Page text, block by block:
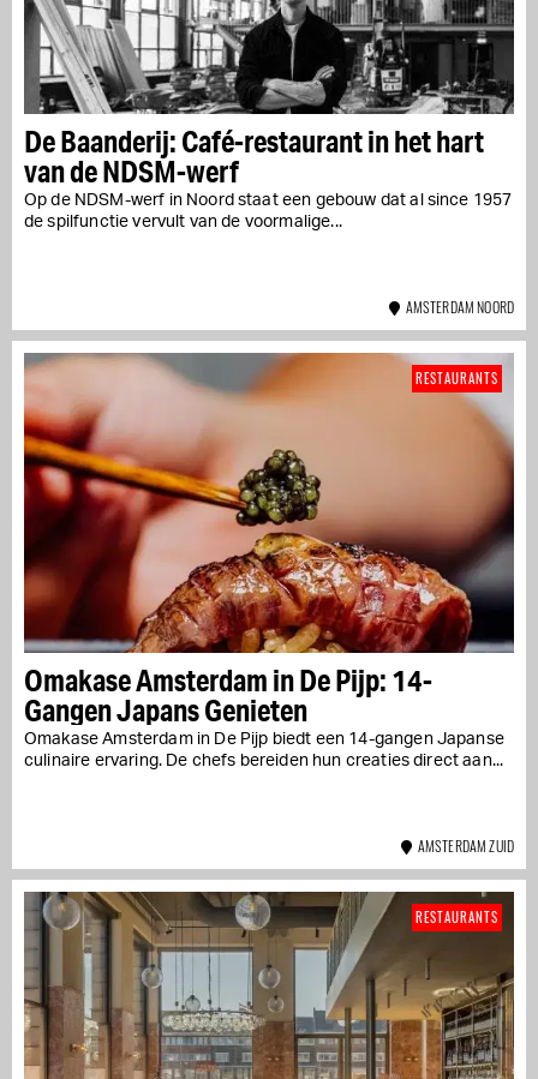
De Baanderij: Café-restaurant in het hart
van de NDSM-werf
Op de NDSM-werf in Noord staat een gebouw dat al since 1957
de spilfunctie vervult van de voormalige...
AMSTERDAM NOORD
Omakase Amsterdam in De Pijp: 14-
Gangen Japans Genieten
Omakase Amsterdam in De Pijp biedt een 14-gangen Japanse
culinaire ervaring. De chefs bereiden hun creaties direct aan...
RESTAURANTS
AMSTERDAM ZUID
RESTAURANTS